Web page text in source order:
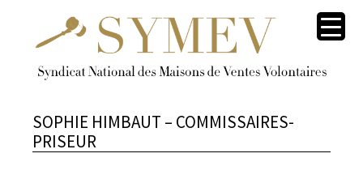
SOPHIE HIMBAUT – COMMISSAIRES-
PRISEUR